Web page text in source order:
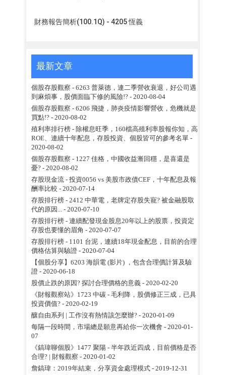
財務報告簡析(100.1Q) - 4205 恆義
最新文章
個股存股觀察 - 6263 普萊德，連二季營收衰退，好公司遇
到麻煩事，股價面臨下修的風險!?- 2020-08-04
個股存股觀察 - 6206 飛捷，肺炎疫情影響營收，危機就是
買點!? - 2020-08-02
殖利率排行榜 - 除權息旺季，160檔高殖利率股報你知，高
ROE、連續十年配息，存股投資、個股皆可的參考名單-
2020-08-02
個股存股觀察 - 1227 佳格，中國收益漸回穩，是喜還是
憂?- 2020-08-02
存股現金流 - 投資0056 vs 美股市政債CEF，十年配息及報
酬率比較 - 2020-07-14
存股排行榜 - 2412 中華電，老牌定存股失寵? 被金融股取
代的原因...
- 2020-07-10
存股排行榜 - 連續配發現金股息20年以上的股票，投資定
存股也要懂的眉角 - 2020-07-07
存股排行榜 - 1101 台泥，連續18年現金配息，目前的合理
價格估算與驗證- 2020-07-04
【個股分享】6203 海韻電 (影片) ，包含合理價計算及驗
證- 2020-06-18
股價止跌的原因? 探討合理價格的意義- 2020-02-20
《財報觀察站》1723 中碳 - 毛利降，股價修正三成，已具
投資價值?- 2020-02-19
釀自由系列 | 工作沒有熱情該怎麼辦?- 2020-01-09
每隔一段時間，市場總是願意再給你一次機會 - 2020-01-
07
《鎬瑋聊個股》1477 聚陽 - 半年跌近四成，目前價格是否
合理? | 財報觀察 - 2020-01-02
詹鎬瑋：2019年結束，分享資金處理模式- 2019-12-31